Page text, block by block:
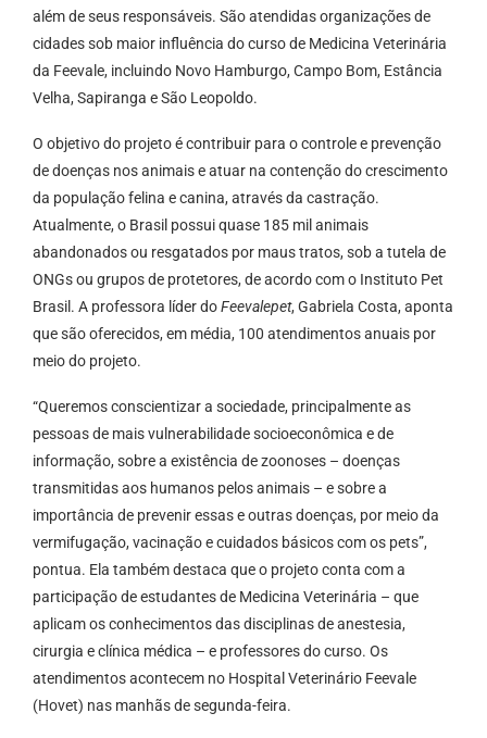
além de seus responsáveis. São atendidas organizações de
cidades sob maior influência do curso de Medicina Veterinária
da Feevale, incluindo Novo Hamburgo, Campo Bom, Estância
Velha, Sapiranga e São Leopoldo.
O objetivo do projeto é contribuir para o controle e prevenção
de doenças nos animais e atuar na contenção do crescimento
da população felina e canina, através da castração.
Atualmente, o Brasil possui quase 185 mil animais
abandonados ou resgatados por maus tratos, sob a tutela de
ONGs ou grupos de protetores, de acordo com o Instituto Pet
Brasil. A professora líder doFeevalepet, Gabriela Costa, aponta
que são oferecidos, em média, 100 atendimentos anuais por
meio do projeto.
“Queremos conscientizar a sociedade, principalmente as
pessoas de mais vulnerabilidade socioeconômica e de
informação, sobre a existência de zoonoses – doenças
transmitidas aos humanos pelos animais – e sobre a
importância de prevenir essas e outras doenças, por meio da
vermifugação, vacinação e cuidados básicos com os pets”,
pontua. Ela também destaca que o projeto conta com a
participação de estudantes de Medicina Veterinária – que
aplicam os conhecimentos das disciplinas de anestesia,
cirurgia e clínica médica – e professores do curso. Os
atendimentos acontecem no Hospital Veterinário Feevale
(Hovet) nas manhãs de segunda-feira.